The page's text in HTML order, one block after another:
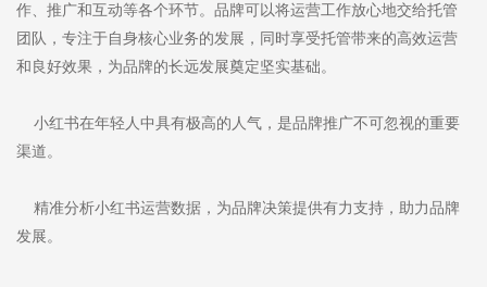
作、推广和互动等各个环节。品牌可以将运营工作放心地交给托管
团队，专注于自身核心业务的发展，同时享受托管带来的高效运营
和良好效果，为品牌的长远发展奠定坚实基础。
小红书在年轻人中具有极高的人气，是品牌推广不可忽视的重要
渠道。
精准分析小红书运营数据，为品牌决策提供有力支持，助力品牌
发展。